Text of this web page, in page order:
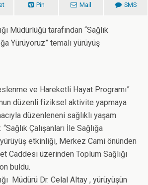
Pin Mail SMS
Müdürlüğü tarafından “Sağlık
Yürüyoruz” temalı yürüyüş
ve Hareketli Hayat Programı”
düzenli fiziksel aktivite yapmaya
düzenleneni sağlıklı yaşam
Çalışanları İle Sağlığa
etkinliği, Merkez Cami önünden
Caddesi üzerinden Toplum Sağlığı
buldu.
Müdürü Dr. Celal Altay , yürüyüşün